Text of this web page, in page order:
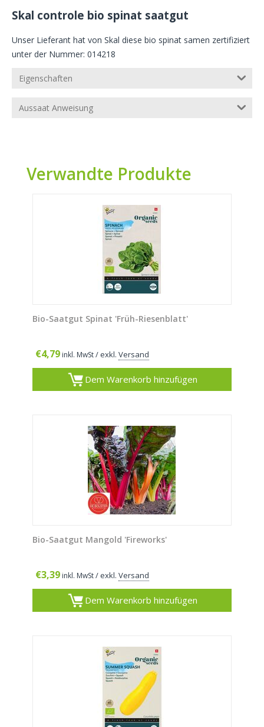
Skal controle bio spinat saatgut
Unser Lieferant hat von Skal diese bio spinat samen zertifiziert
unter der Nummer: 014218
Eigenschaften
Aussaat Anweisung
Verwandte Produkte
Bio-Saatgut Spinat 'Früh-Riesenblatt'
€4,79 inkl. MwSt/ exkl. Versand
Dem Warenkorb hinzufügen
Bio-Saatgut Mangold 'Fireworks'
€3,39 inkl. MwSt/ exkl. Versand
Dem Warenkorb hinzufügen